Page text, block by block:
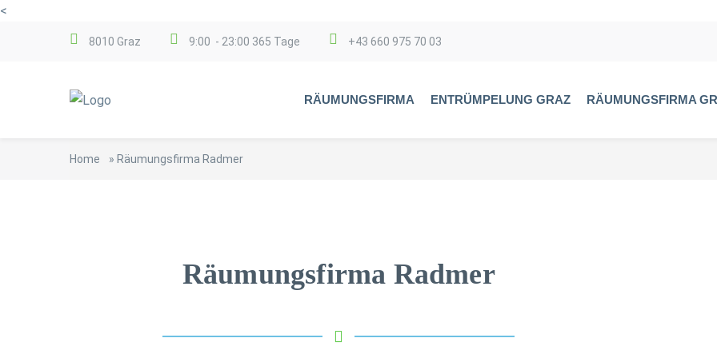
<
8010 Graz 9:00 - 23:00 365 Tage +43 660 975 70 03
RÄUMUNGSFIRMA ENTRÜMPELUNG GRAZ RÄUMUNGSFIRMA
Home » Räumungsfirma Radmer
Räumungsfirma Radmer